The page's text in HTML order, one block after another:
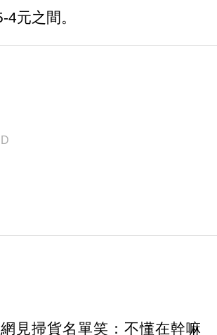
元之間。
見掃貨名單笑：不懂在幹嘛